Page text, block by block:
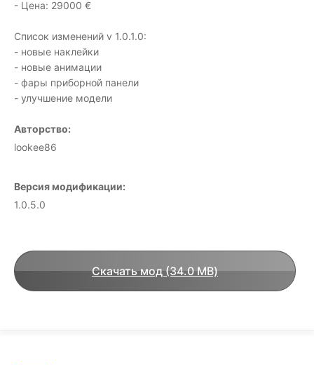
- Цена: 29000 €
Список изменений v 1.0.1.0:
- новые наклейки
- новые анимации
- фары приборной панели
- улучшение модели
Авторство:
lookee86
Версия модификации:
1.0.5.0
Скачать мод (34.0 MB)